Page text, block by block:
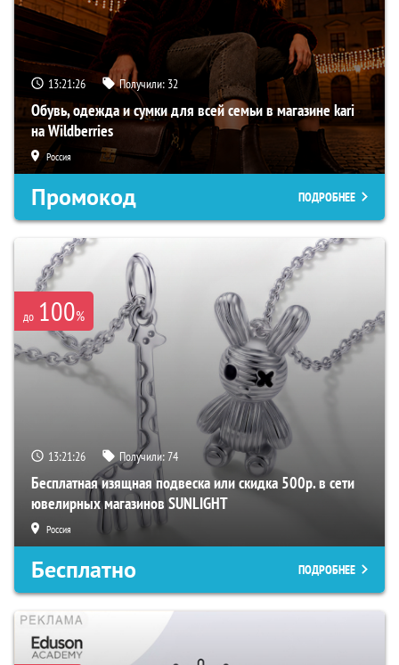
13:21:25 Получили: 32
Обувь, одежда и сумки для всей семьи в магазине kari
на Wildberries
Россия
Промокод ПОДРОБНЕЕ
до 100%
13:21:25 Получили:74
Бесплатная изящная подвеска или скидка 500р. в сети
ювелирных магазинов SUNLIGHT
Россия
Бесплатно ПОДРОБНЕЕ